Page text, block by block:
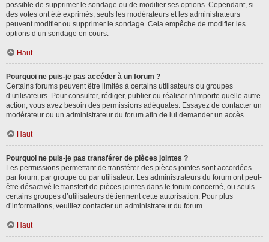
possible de supprimer le sondage ou de modifier ses options. Cependant, si
des votes ont été exprimés, seuls les modérateurs et les administrateurs
peuvent modifier ou supprimer le sondage. Cela empêche de modifier les
options d’un sondage en cours.
Haut
Pourquoi ne puis-je pas accéder à un forum ?
Certains forums peuvent être limités à certains utilisateurs ou groupes
d’utilisateurs. Pour consulter, rédiger, publier ou réaliser n’importe quelle autre
action, vous avez besoin des permissions adéquates. Essayez de contacter un
modérateur ou un administrateur du forum afin de lui demander un accès.
Haut
Pourquoi ne puis-je pas transférer de pièces jointes ?
Les permissions permettant de transférer des pièces jointes sont accordées
par forum, par groupe ou par utilisateur. Les administrateurs du forum ont peut-
être désactivé le transfert de pièces jointes dans le forum concerné, ou seuls
certains groupes d’utilisateurs détiennent cette autorisation. Pour plus
d’informations, veuillez contacter un administrateur du forum.
Haut